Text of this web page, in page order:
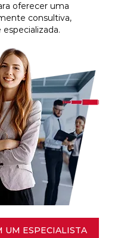
oferecer uma
consultiva,
UM ESPECIALISTA